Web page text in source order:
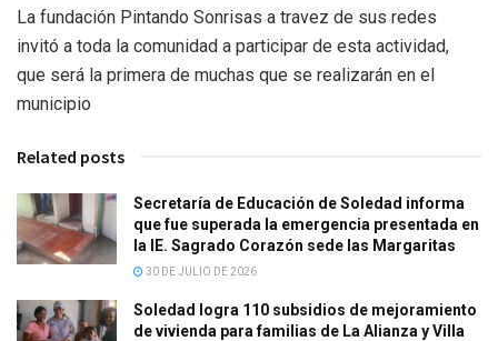
La fundación Pintando Sonrisas a travez de sus redes
invitó a toda la comunidad a participar de esta actividad,
que será la primera de muchas que se realizarán en el
municipio
Related posts
Secretaría de Educación de Soledad informa
que fue superada la emergencia presentada en
la IE. Sagrado Corazón sede las Margaritas
30 DE JULIO DE 2026
Soledad logra 110 subsidios de mejoramiento
de vivienda para familias de La Alianza y Villa